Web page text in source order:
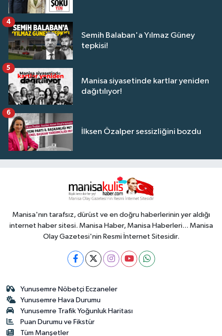
Semih Balaban'a Yılmaz Güney
tepkisi!
4
Manisa siyasetinde kartlar yeniden
dağıtılıyor!
5
İlksen Özalper sessizliğini bozdu
6
Manisa'nın tarafsız, dürüst ve en doğru haberlerinin yer aldığı
internet haber sitesi. Manisa Haber, Manisa Haberleri... Manisa
Olay Gazetesi'nin Resmi İnternet Sitesidir.
Yunusemre Nöbetçi Eczaneler
Yunusemre Hava Durumu
Yunusemre Trafik Yoğunluk Haritası
Puan Durumu ve Fikstür
Tüm Manşetler